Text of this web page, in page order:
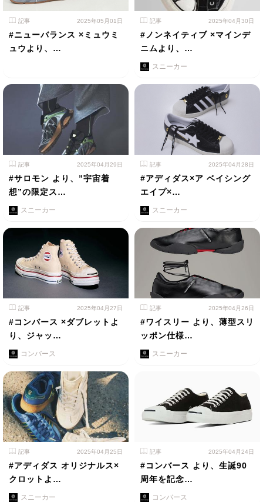
記事 2025年05月01日
#ニューバランス ×ミュウミ
ュウより、…
記事 2025年04月30日
#ノンネイティブ ×マインデ
ニムより、…
スニーカー
記事 2025年04月29日
#サロモン より、”宇宙着
想”の限定ス…
スニーカー
記事 2025年04月28日
#アディダス×ア ベイシング
エイプ×…
スニーカー
記事 2025年04月27日
#コンバース ×ダブレットよ
り、ジャッ…
コンバース
記事 2025年04月26日
#ワイスリー より、薄型スリ
ッポン仕様…
スニーカー
記事 2025年04月25日
#アディダス オリジナルス×
クロットよ…
スニーカー
記事 2025年04月24日
#コンバース より、生誕90
周年を記念…
コンバース